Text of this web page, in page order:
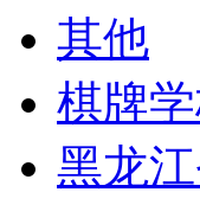
其他
棋牌
黑龙